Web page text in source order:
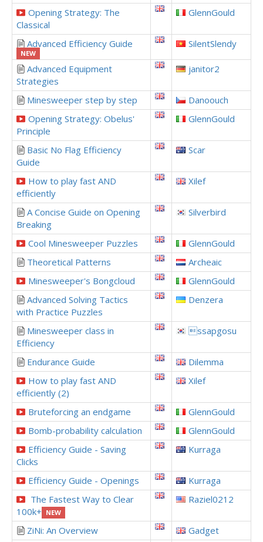
Opening Strategy: The
Classical
GlennGould
Advanced Efficiency Guide
NEW
SilentSlendy
Advanced Equipment
Strategies
janitor2
Minesweeper step by step
Danoouch
Opening Strategy: Obelus'
Principle
GlennGould
Basic No Flag Efficiency
Guide
Scar
How to play fast AND
efficiently
Xilef
A Concise Guide on Opening
Breaking
Silverbird
Cool Minesweeper Puzzles
GlennGould
Theoretical Patterns
Archeaic
Minesweeper's Bongcloud
GlennGould
Advanced Solving Tactics
with Practice Puzzles
Denzera
Minesweeper class in
Efficiency
ssapgosu
Endurance Guide
Dilemma
How to play fast AND
efficiently (2)
Xilef
Bruteforcing an endgame
GlennGould
Bomb-probability calculation
GlennGould
Efficiency Guide - Saving
Clicks
Kurraga
Efficiency Guide - Openings
Kurraga
The Fastest Way to Clear
100k+ NEW
Raziel0212
ZiNi: An Overview Gadget